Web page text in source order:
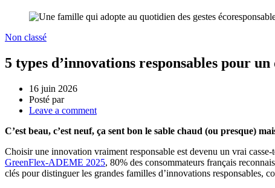
Non classé
5 types d’innovations responsables pour
16 juin 2026
Posté par
Leave a comment
C’est beau, c’est neuf, ça sent bon le sable chaud (ou presque)
Choisir une innovation vraiment responsable est devenu un vrai
GreenFlex-ADEME 2025, 80% des consommateurs français
clés pour distinguer les grandes familles d’innovations